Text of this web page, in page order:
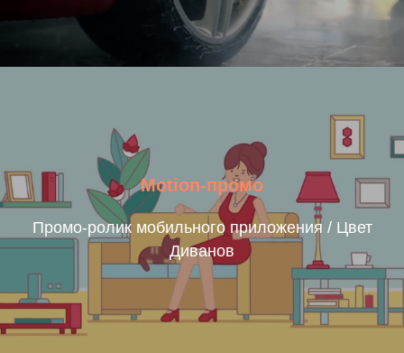
Motion-промо
Промо-ролик мобильного приложения / Цвет
Диванов